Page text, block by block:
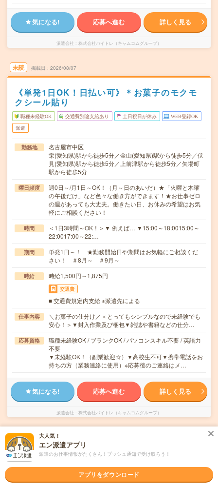
気になる! 応募へ進む 詳しく見る
派遣会社 株式会社バイトレ（キャムコムグループ）
未読 掲載日 2026/08/07
《単発1日OK！日払い可》＊お菓子のモクモ
クシール貼り
職種未経験OK 交通費別途支給あり 土日祝日が休み WEB登録OK
派遣
勤務地
名古屋市中区
栄(愛知県)駅から徒歩5分／金山(愛知県)駅から徒歩5分／伏
見(愛知県)駅から徒歩5分／上前津駅から徒歩5分／矢場町
駅から徒歩5分
曜日頻度
週0日～/月1日～OK！（月～日のあいだ）★「火曜と木曜
の午後だけ」など色々な働き方ができます！★お仕事ゼロ
の週があっても大丈夫。働きたい日、お休みの希望はお気
軽にご相談ください！
時間
＜1日3時間～OK！＞▼ 例えば… ▼15:00～18:0015:00～
22:0017:00～22:…
期間
単発1日～！ ★勤務開始日や期間はお気軽にご相談くだ
さい！ ＃8月～ ＃9月～
時給 時給1,500円～1,875円
交通費
■ 交通費規定内支給 ※派遣先による
仕事内容
＼お菓子の仕分け／＜とってもシンプルなので未経験でも
安心！＞▼封入作業及び梱包▼雑誌や書籍などの仕分…
応募資格
職種未経験OK / ブランクOK / パソコンスキル不要 / 英語力
不要
▼未経験OK！（副業歓迎☆）▼高校生不可▼携帯電話をお
持ちの方（業務連絡に使用）※応募後のご連絡はメ…
気になる! 応募へ進む 詳しく見る
派遣会社 株式会社バイトレ（キャムコムグループ）
未読 掲載日 2026/08/07
自動車部品の組立・検査作業
大人気！
エン派遣アプリ
派遣のお仕事情報がたくさん！プッシュ通知で受け取ろう！
アプリをダウンロード